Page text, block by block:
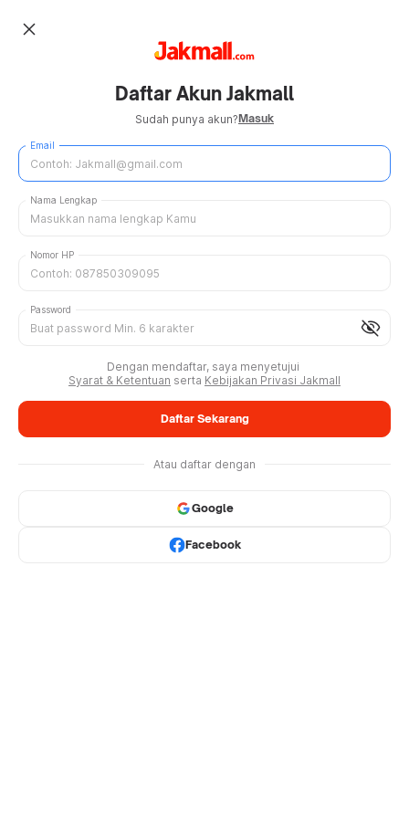
close
Daftar Akun Jakmall
Sudah punya akun?Masuk
Email
Nama Lengkap
Nomor HP
visibility_off
Password
Dengan mendaftar, saya menyetujui
Syarat & Ketentuan serta Kebijakan Privasi Jakmall
Daftar Sekarang
Atau daftar dengan
Google
Facebook